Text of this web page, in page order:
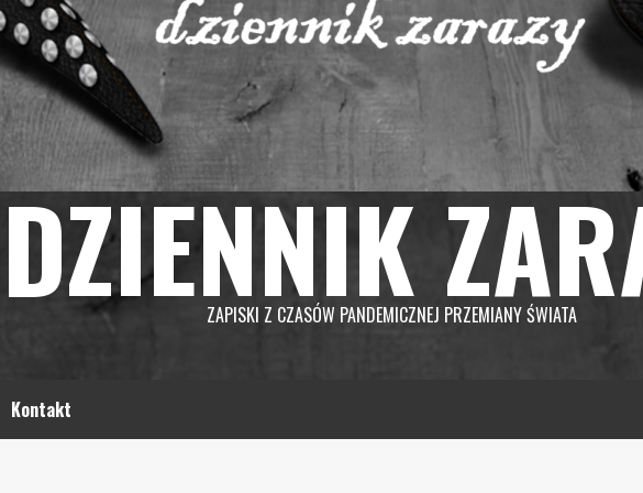
DZIENNIK
ZAPISKI Z CZASÓW PANDEMICZNEJ PRZEMIANY ŚWIATA
Kontakt